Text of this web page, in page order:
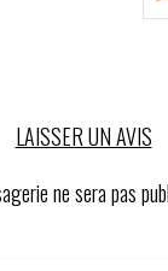
LAISSER UN AVIS
ne sera pas